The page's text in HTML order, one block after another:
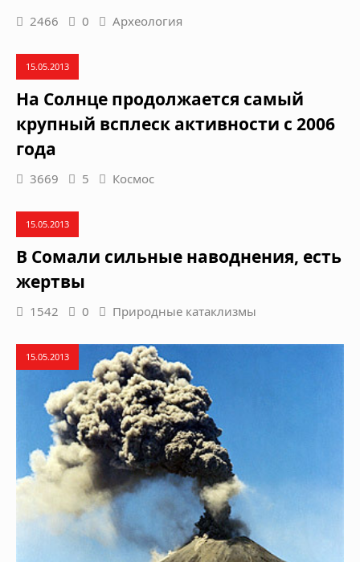
2466 0 Археология
15.05.2013
На Солнце продолжается самый
крупный всплеск активности с 2006
года
3669 5 Космос
15.05.2013
В Сомали сильные наводнения, есть
жертвы
1542 0 Природные катаклизмы
15.05.2013